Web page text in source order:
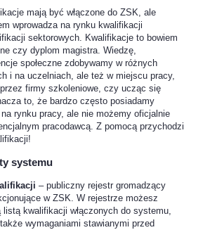
mają być włączone do ZSK, ale
wprowadza na rynku kwalifikacji
sektorowych. Kwalifikacje to bowiem
czy dyplom magistra. Wiedzę,
społeczne zdobywamy w różnych
i na uczelniach, ale też w miejscu pracy,
firmy szkoleniowe, czy ucząc się
to, że bardzo często posiadamy
rynku pracy, ale nie możemy oficjalnie
pracodawcą. Z pomocą przychodzi
systemu
– publiczny rejestr gromadzący
w ZSK. W rejestrze możesz
listą kwalifikacji włączonych do systemu,
wymaganiami stawianymi przed